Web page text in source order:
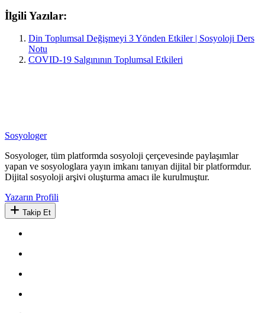
İlgili Yazılar:
Din Toplumsal Değişmeyi 3 Yönden Etkiler | Sosyoloji Ders
Notu
COVID-19 Salgınının Toplumsal Etkileri
Sosyologer
Sosyologer, tüm platformda sosyoloji çerçevesinde paylaşımlar
yapan ve sosyologlara yayın imkanı tanıyan dijital bir platformdur.
Dijital sosyoloji arşivi oluşturma amacı ile kurulmuştur.
Yazarın Profili
Takip Et